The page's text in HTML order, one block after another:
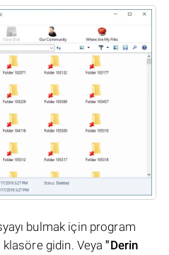
bulmak için program
klasöre gidin. Veya"Derin